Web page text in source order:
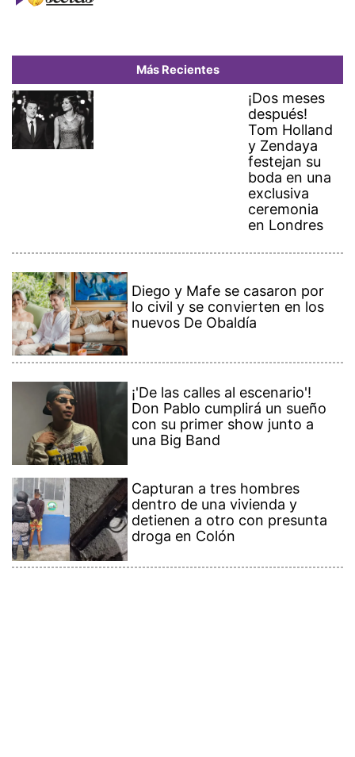
Más Recientes
¡Dos meses
después!
Tom Holland
y Zendaya
festejan su
boda en una
exclusiva
ceremonia
en Londres
Diego y Mafe se casaron por
lo civil y se convierten en los
nuevos De Obaldía
¡'De las calles al escenario'!
Don Pablo cumplirá un sueño
con su primer show junto a
una Big Band
Capturan a tres hombres
dentro de una vivienda y
detienen a otro con presunta
droga en Colón